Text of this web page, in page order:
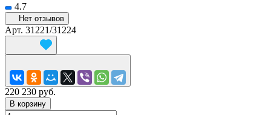
4.7
Нет отзывов
Арт. 31221/31224
220 230 руб.
В корзину